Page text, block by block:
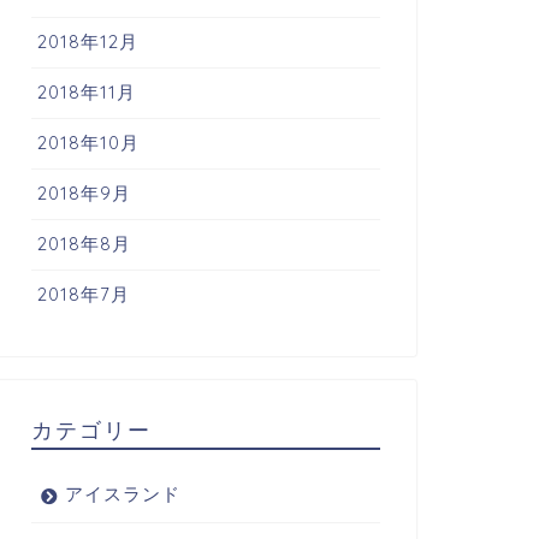
2018年12月
2018年11月
2018年10月
2018年9月
2018年8月
2018年7月
カテゴリー
アイスランド